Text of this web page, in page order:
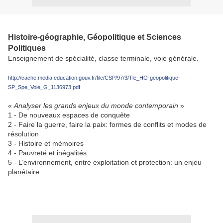
Histoire-géographie, Géopolitique et Sciences
Politiques
Enseignement de spécialité, classe terminale, voie générale.
http://cache.media.education.gouv.fr/file/CSP/97/3/Tle_HG-geopolitique-
SP_Spe_Voie_G_1136973.pdf
« Analyser les grands enjeux du monde contemporain »
1 - De nouveaux espaces de conquête
2 - Faire la guerre, faire la paix: formes de conflits et modes de
résolution
3 - Histoire et mémoires
4 - Pauvreté et inégalités
5 - L’environnement, entre exploitation et protection: un enjeu
planétaire